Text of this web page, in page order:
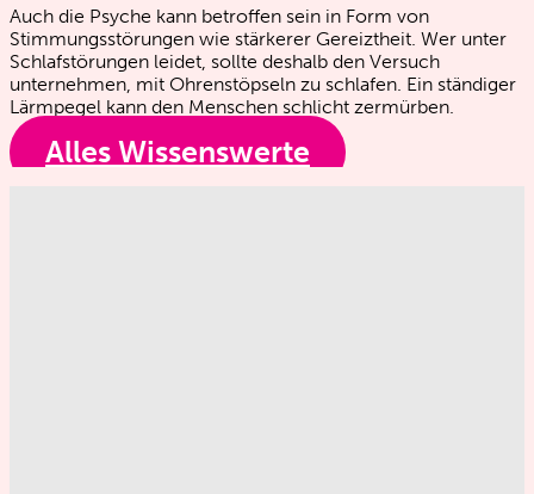
Auch die Psyche kann betroffen sein in Form von
Stimmungsstörungen wie stärkerer Gereiztheit. Wer unter
Schlafstörungen leidet, sollte deshalb den Versuch
unternehmen, mit Ohrenstöpseln zu schlafen. Ein ständiger
Lärmpegel kann den Menschen schlicht zermürben.
Alles Wissenswerte